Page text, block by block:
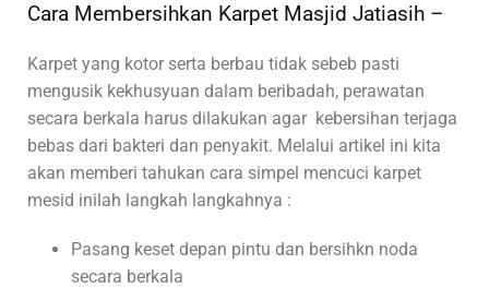
Cara Membersihkan Karpet Masjid Jatiasih –
Karpet yang kotor serta berbau tidak sebeb pasti
mengusik kekhusyuan dalam beribadah, perawatan
secara berkala harus dilakukan agar kebersihan terjaga
bebas dari bakteri dan penyakit. Melalui artikel ini kita
akan memberi tahukan cara simpel mencuci karpet
mesid inilah langkah langkahnya :
Pasang keset depan pintu dan bersihkn noda
secara berkala